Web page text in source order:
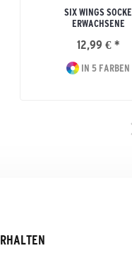
SIX WINGS SOCKE
ERWACHSENE
12,99 € *
IN 5 FARBEN